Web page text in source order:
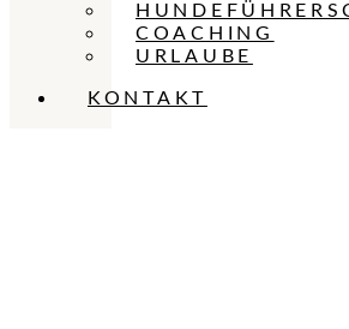
COACHING
URLAUBE
KONTAKT